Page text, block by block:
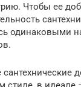
Чтобы ее
одинаковыми